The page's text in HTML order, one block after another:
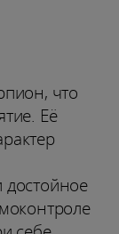
что
Её